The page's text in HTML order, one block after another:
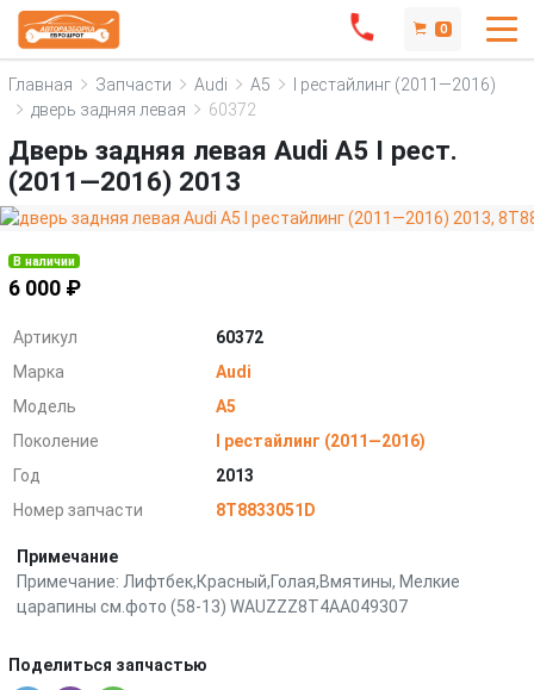
0
Главная Запчасти Audi A5
I рестайлинг (2011—2016)
дверь задняя левая
60372
Дверь задняя левая Audi A5 I рест.
(2011—2016) 2013
В наличии
6 000 ₽
Артикул
60372
Марка
Audi
Модель
A5
Поколение
I рестайлинг (2011—2016)
Год
2013
Номер запчасти
8T8833051D
Примечание
Примечание: Лифтбек,Красный,Голая,Вмятины, Мелкие
царапины см.фото (58-13) WAUZZZ8T4AA049307
Поделиться запчастью